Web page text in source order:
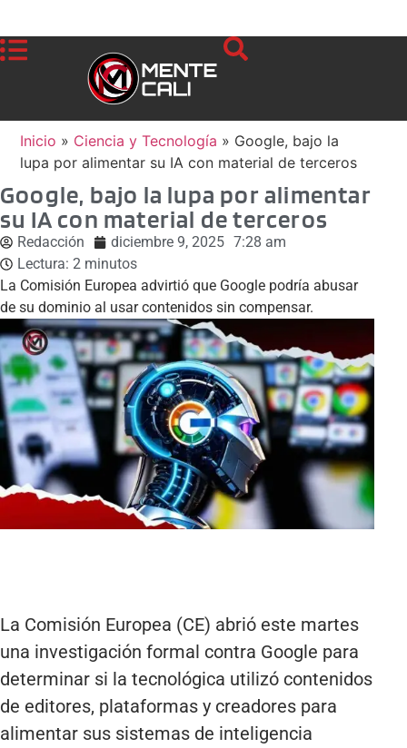
Inicio » Ciencia y Tecnología » Google, bajo la
lupa por alimentar su IA con material de terceros
Google, bajo la lupa por alimentar
su IA con material de terceros
Redacción diciembre 9, 2025 7:28 am
Lectura: 2 minutos
La Comisión Europea advirtió que Google podría abusar
de su dominio al usar contenidos sin compensar.
La Comisión Europea (CE) abrió este martes
una investigación formal contra Google para
determinar si la tecnológica utilizó contenidos
de editores, plataformas y creadores para
alimentar sus sistemas de inteligencia